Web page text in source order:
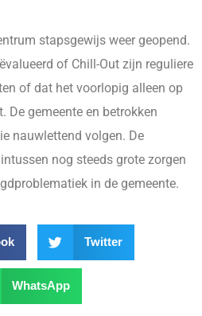
stapsgewijs weer geopend.
of Chill-Out zijn reguliere
of dat het voorlopig alleen op
gemeente en betrokken
nauwlettend volgen. De
nog steeds grote zorgen
in de gemeente.
Twitter
WhatsApp